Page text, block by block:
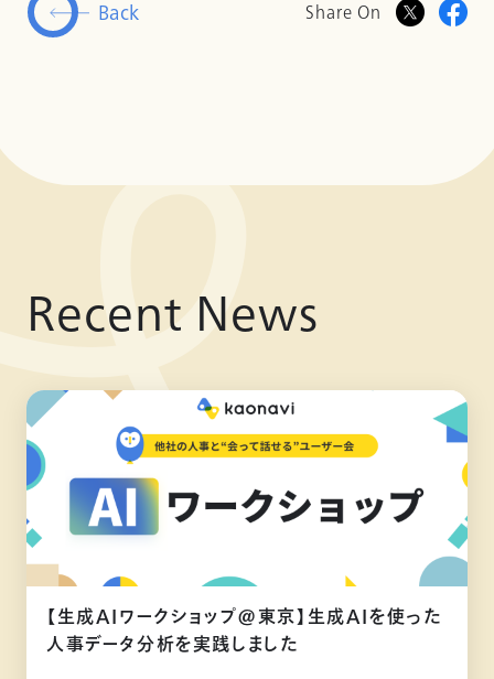
Back Share On
Recent News
【生成AIワークショップ@東京】生成AIを使った
人事データ分析を実践しました